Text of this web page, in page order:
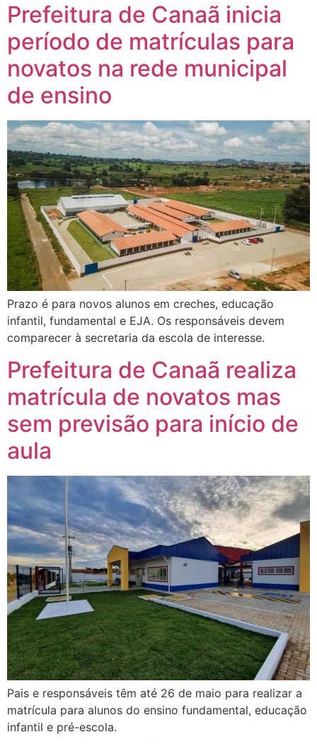
Prefeitura de Canaã inicia
período de matrículas para
novatos na rede municipal
de ensino
Prazo é para novos alunos em creches, educação
infantil, fundamental e EJA. Os responsáveis devem
comparecer à secretaria da escola de interesse.
Prefeitura de Canaã realiza
matrícula de novatos mas
sem previsão para início de
aula
Pais e responsáveis têm até 26 de maio para realizar a
matrícula para alunos do ensino fundamental, educação
infantil e pré-escola.